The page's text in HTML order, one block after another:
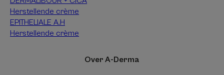
Herstellende crème
EPITHELIALE A.H
Herstellende crème
Over A-Derma